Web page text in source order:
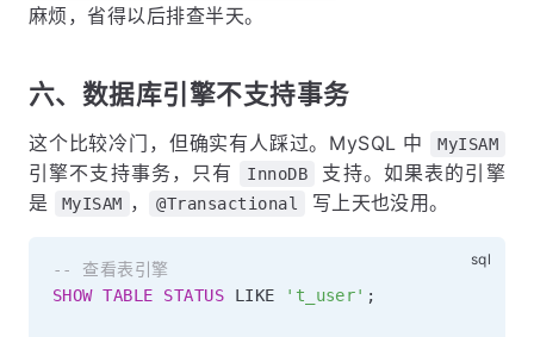
麻烦，省得以后排查半天。
六、数据库引擎不支持事务
这个比较冷门，但确实有人踩过。MySQL 中 MyISAM
引擎不支持事务，只有 InnoDB
支持。如果表的引擎
是
MyISAM ， @Transactional 写上天也没用。
-- 查看表引擎
SHOW TABLE STATUS LIKE 't_user' ;